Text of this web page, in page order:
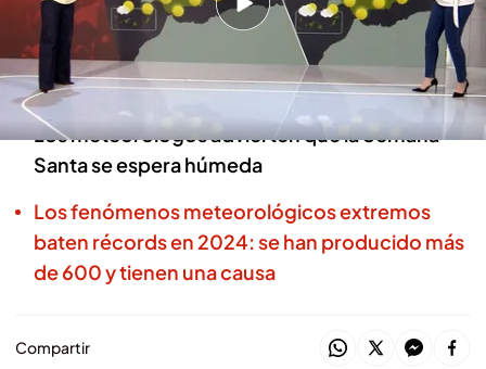
Se esperan temperaturas primaverales y cielos
soleados en casi toda la península durante el fin
de semana
Los meteorólogos advierten que la Semana
Santa se espera húmeda
Los fenómenos meteorológicos extremos
baten récords en 2024: se han producido más
de 600 y tienen una causa
Compartir